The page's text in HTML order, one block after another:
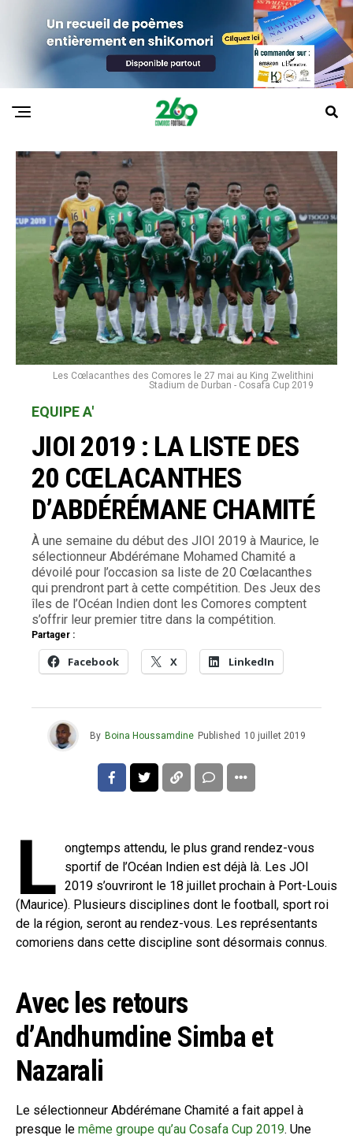
Les Cœlacanthes des Comores le 27 mai au King Zwelithini
Stadium de Durban - Cosafa Cup 2019
EQUIPE A'
JIOI 2019 : LA LISTE DES
20 CŒLACANTHES
D’ABDÉRÉMANE CHAMITÉ
À une semaine du début des JIOI 2019 à Maurice, le
sélectionneur Abdérémane Mohamed Chamité a
dévoilé pour l’occasion sa liste de 20 Cœlacanthes
qui prendront part à cette compétition. Des Jeux des
îles de l’Océan Indien dont les Comores comptent
s’offrir leur premier titre dans la compétition.
Partager :
Facebook X LinkedIn
By Boina Houssamdine Published 10 juillet 2019
L ongtemps attendu, le plus grand rendez-vous
sportif de l’Océan Indien est déjà là. Les JOI
2019 s’ouvriront le 18 juillet prochain à Port-Louis
(Maurice). Plusieurs disciplines dont le football, sport roi
de la région, seront au rendez-vous. Les représentants
comoriens dans cette discipline sont désormais connus.
Avec les retours
d’Andhumdine Simba et
Nazarali
Le sélectionneur Abdérémane Chamité a fait appel à
presque le même groupe qu’au Cosafa Cup 2019. Une